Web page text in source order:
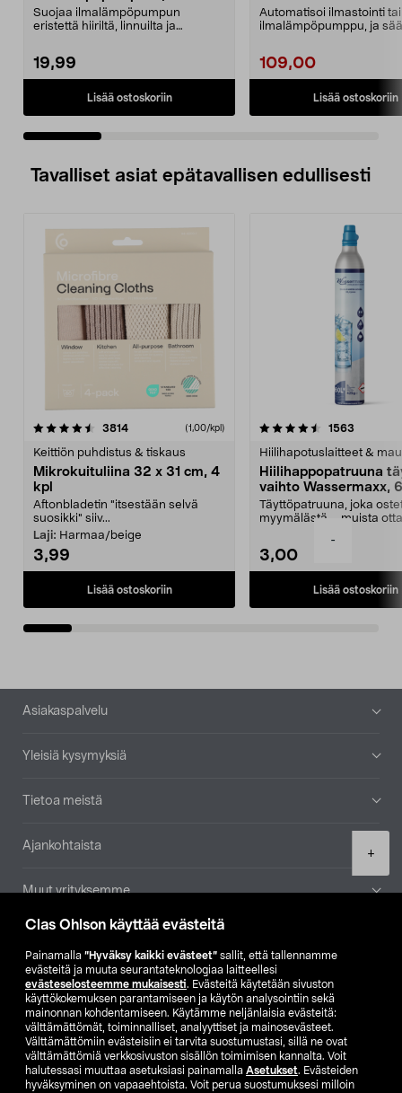
Clas Ohlson käyttää evästeitä
Painamalla ”Hyväksy kaikki evästeet” sallit, että tallennamme
evästeitä ja muuta seurantateknologiaa laitteellesi
evästeselosteemme mukaisesti. Evästeitä käytetään sivuston
käyttökokemuksen parantamiseen ja käytön analysointiin sekä
mainonnan kohdentamiseen. Käytämme neljänlaisia evästeitä:
välttämättömät, toiminnalliset, analyyttiset ja mainosevästeet.
Välttämättömiin evästeisiin ei tarvita suostumustasi, sillä ne ovat
välttämättömiä verkkosivuston sisällön toimimisen kannalta. Voit
halutessasi muuttaa asetuksiasi painamalla Asetukset. Evästeiden
hyväksyminen on vapaaehtoista. Voit perua suostumuksesi milloin
-
+
Suojaa ilmalämpöpumpun
eristettä hiiriltä, linnuilta ja
19,99
Lisää ostoskoriin
Automatisoi ilmastointi tai
ilmalämpöpumppu, ja
109,00
Lisää ostoskoriin
Tavalliset asiat epätavallisen edullisesti
3814arvostelut (1,00/kpl)
Keittiön puhdistus & tiskaus
Mikrokuituliina 32 x 31 cm, 4
kpl
Aftonbladetin "itsestään selvä
suosikki" siiv...
Laji: Harmaa/beige
3,99
Lisää ostoskoriin
4.5viidestä
1563
Hiilihapotuslaitteet &
Hiilihappopatruuna
vaihto Wassermaxx,
Täyttöpatruuna, joka
myymälästä – muista
3,00
Lisää ostoskoriin
4.5viidestä
Alatunniste
Asiakaspalvelu
Yleisiä kysymyksiä
Tietoa meistä
Ajankohtaista
Muut yrityksemme
Etsi myymälä
SE NO FI
FI SV